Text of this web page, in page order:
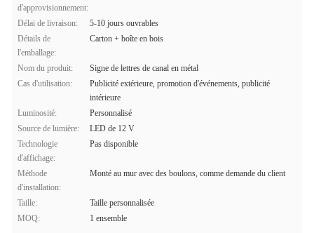
d'approvisionnement:
Délai de livraison:
5-10 jours ouvrables
Détails de
l'emballage:
Carton + boîte en bois
Nom du produit:
Signe de lettres de canal en métal
Cas d'utilisation:
Publicité extérieure, promotion d'événements, publicité
intérieure
Luminosité:
Personnalisé
Source de lumière:
LED de 12 V
Technologie
d'affichage:
Pas disponible
Méthode
d'installation:
Monté au mur avec des boulons, comme demande du client
Taille:
Taille personnalisée
MOQ:
1 ensemble